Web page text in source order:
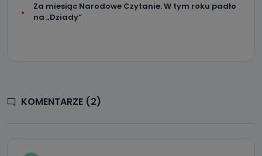
Za miesiąc Narodowe Czytanie. W tym roku padło
na „Dziady”
KOMENTARZE (2)